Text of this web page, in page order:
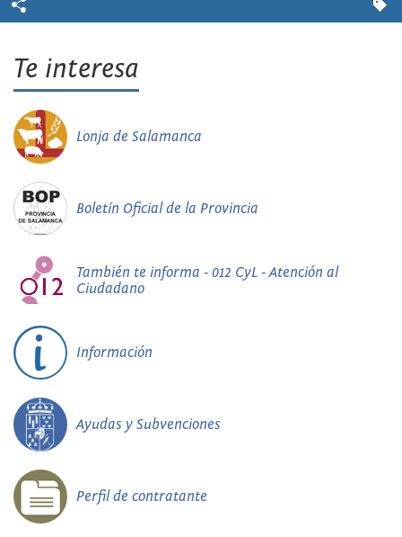
Te interesa
Lonja de Salamanca
Boletín Oficial de la Provincia
También te informa - 012 CyL - Atención al
Ciudadano
Información
Ayudas y Subvenciones
Perfil de contratante